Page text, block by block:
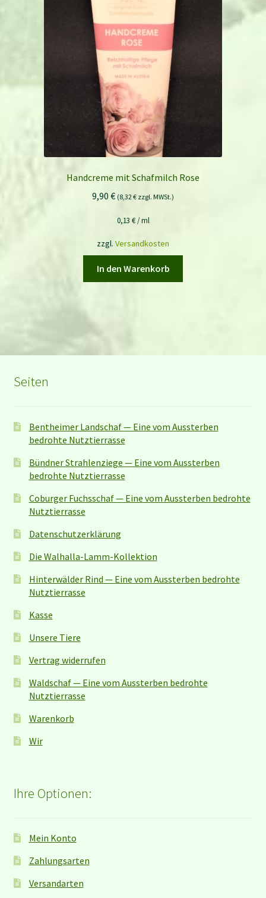
Handcreme mit Schafmilch Rose
9,90 € (8,32€ zzgl. MWSt.)
0,13 €/ml
zzgl. Versandkosten
In den Warenkorb
Seiten
Bentheimer Landschaf — Eine vom Aussterben
bedrohte Nutztierrasse
Bündner Strahlenziege — Eine vom Aussterben
bedrohte Nutztierrasse
Coburger Fuchsschaf — Eine vom Aussterben bedrohte
Nutztierrasse
Datenschutzerklärung
Die Walhalla-Lamm-Kollektion
Hinterwälder Rind — Eine vom Aussterben bedrohte
Nutztierrasse
Kasse
Unsere Tiere
Vertrag widerrufen
Waldschaf — Eine vom Aussterben bedrohte
Nutztierrasse
Warenkorb
Wir
Ihre Optionen:
Mein Konto
Zahlungsarten
Versandarten